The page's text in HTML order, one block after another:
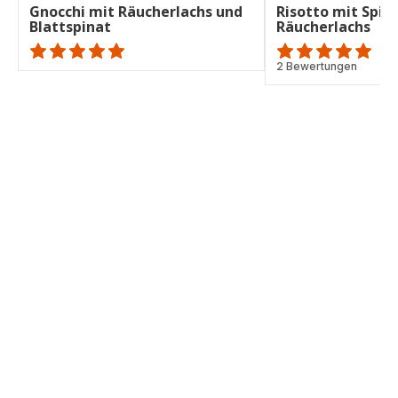
Gnocchi mit Räucherlachs und
Blattspinat
ratings.NaN
Risotto mit
Räucherlachs
Bewertung
mit
2 Bewertungen